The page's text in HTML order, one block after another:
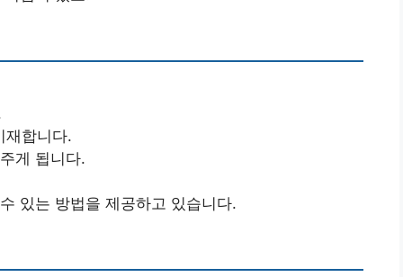
재합니다.
게 됩니다.
있는 방법을 제공하고 있습니다.